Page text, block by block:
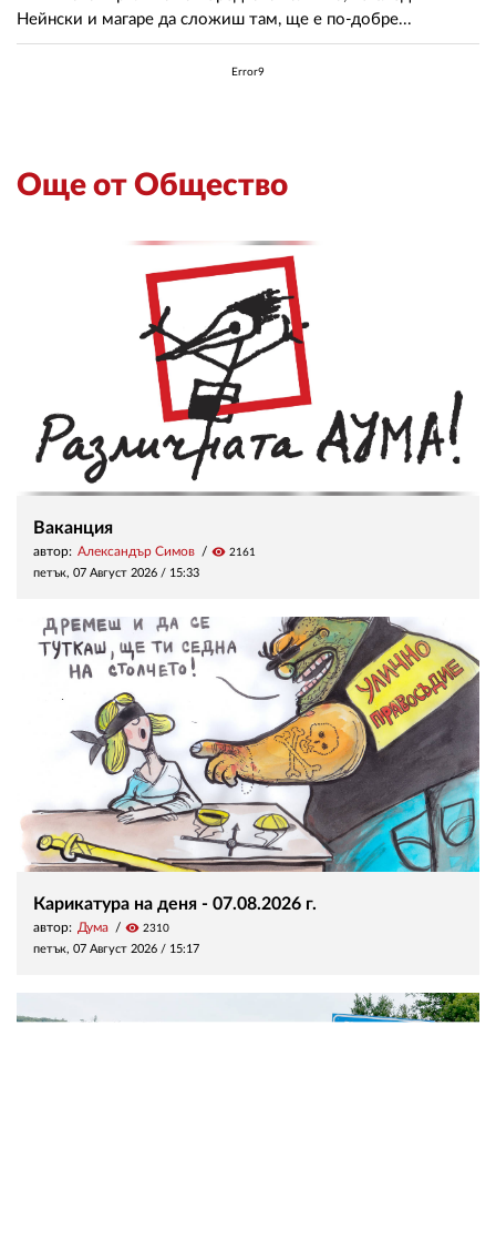
Нейнски и магаре да сложиш там, ще е по-добре...
Error9
Още от Общество
Ваканция
автор: Александър Симов visibility 2161
петък, 07 Август 2026 / 15:33
Карикатура на деня - 07.08.2026 г.
автор: Дума visibility 2310
петък, 07 Август 2026 / 15:17